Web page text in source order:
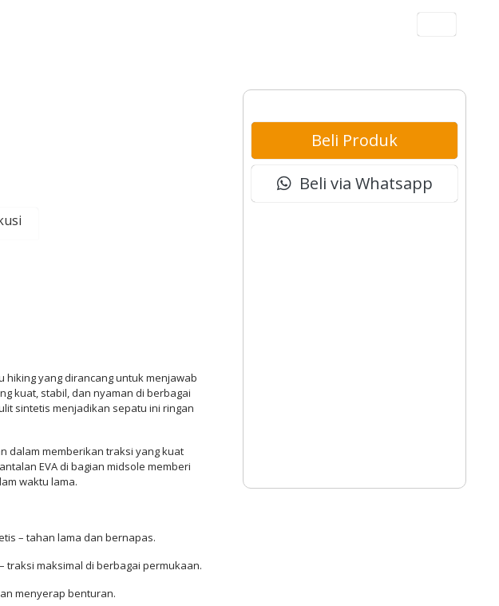
hiking yang dirancang untuk menjawab
kuat, stabil, dan nyaman di berbagai
sintetis menjadikan sepatu ini ringan
dalam memberikan traksi yang kuat
EVA di bagian midsole memberi
waktu lama.
– tahan lama dan bernapas.
traksi maksimal di berbagai permukaan.
menyerap benturan.
Beli Produk
Beli via Whatsapp